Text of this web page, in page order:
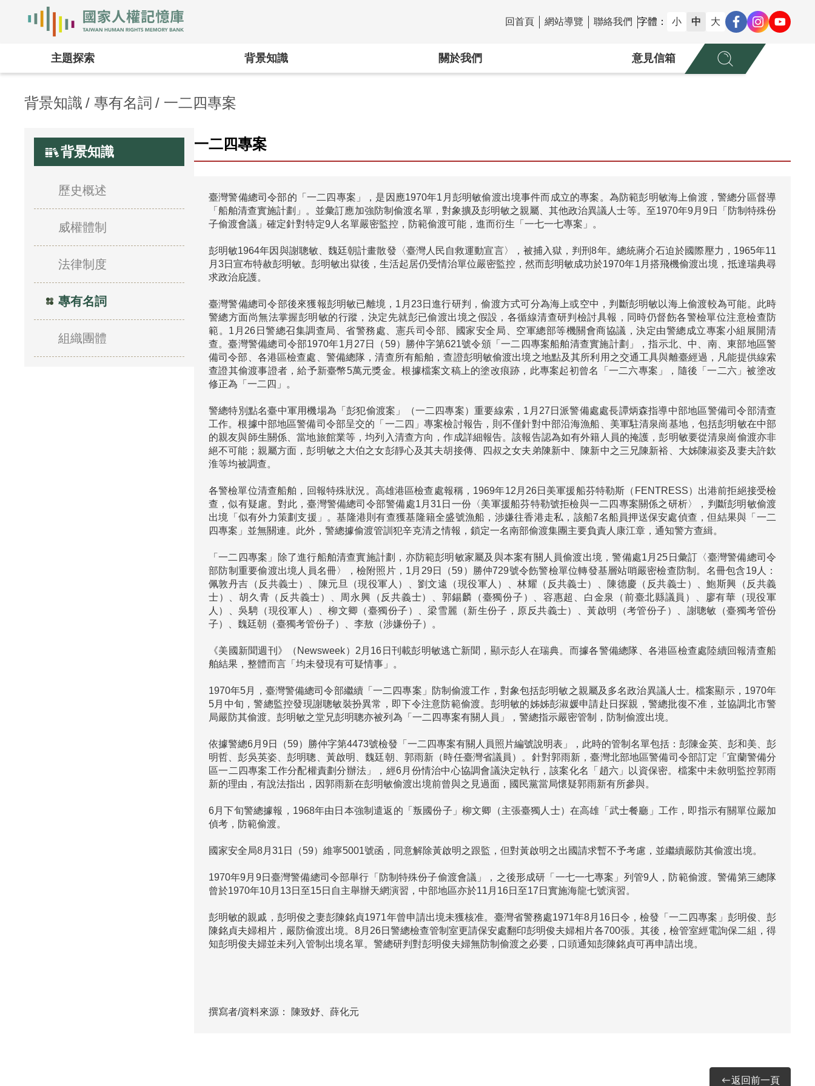
:::
回首頁 網站導覽 聯絡我們 字體： 小 中 大
主題探索 背景知識 關於我們 意見信箱
背景知識 專有名詞 一二四專案
背景知識
歷史概述
威權體制
法律制度
專有名詞
組織團體
一二四專案
臺灣警備總司令部的「一二四專案」，是因應1970年1月彭明敏偷渡出境事件而成立的專案。為防範彭明敏海上偷渡，警總分區督導
「船舶清查實施計劃」。並彙訂應加強防制偷渡名單，對象擴及彭明敏之親屬、其他政治異議人士等。至1970年9月9日「防制特殊份
子偷渡會議」確定針對特定9人名單嚴密監控，防範偷渡可能，進而衍生「一七一七專案」。
彭明敏1964年因與謝聰敏、魏廷朝計畫散發〈臺灣人民自救運動宣言〉，被捕入獄，判刑8年。總統蔣介石迫於國際壓力，1965年11
月3日宣布特赦彭明敏。彭明敏出獄後，生活起居仍受情治單位嚴密監控，然而彭明敏成功於1970年1月搭飛機偷渡出境，抵達瑞典尋
求政治庇護。
臺灣警備總司令部後來獲報彭明敏已離境，1月23日進行研判，偷渡方式可分為海上或空中，判斷彭明敏以海上偷渡較為可能。此時
警總方面尚無法掌握彭明敏的行蹤，決定先就彭已偷渡出境之假設，各循線清查研判檢討具報，同時仍督飭各警檢單位注意檢查防
範。1月26日警總召集調查局、省警務處、憲兵司令部、國家安全局、空軍總部等機關會商協議，決定由警總成立專案小組展開清
查。臺灣警備總司令部1970年1月27日（59）勝仲字第621號令頒「一二四專案船舶清查實施計劃」，指示北、中、南、東部地區警
備司令部、各港區檢查處、警備總隊，清查所有船舶，查證彭明敏偷渡出境之地點及其所利用之交通工具與離臺經過，凡能提供線索
查證其偷渡事證者，給予新臺幣5萬元獎金。根據檔案文稿上的塗改痕跡，此專案起初曾名「一二六專案」，隨後「一二六」被塗改
修正為「一二四」。
警總特別點名臺中軍用機場為「彭犯偷渡案」（一二四專案）重要線索，1月27日派警備處處長譚炳森指導中部地區警備司令部清查
工作。根據中部地區警備司令部呈交的「一二四」專案檢討報告，則不僅針對中部沿海漁船、美軍駐清泉崗基地，包括彭明敏在中部
的親友與師生關係、當地旅館業等，均列入清查方向，作成詳細報告。該報告認為如有外籍人員的掩護，彭明敏要從清泉崗偷渡亦非
絕不可能；親屬方面，彭明敏之大伯之女彭靜心及其夫胡接傳、四叔之女夫弟陳新中、陳新中之三兄陳新裕、大姊陳淑姿及妻夫許欽
淮等均被調查。
各警檢單位清查船舶，回報特殊狀況。高雄港區檢查處報稱，1969年12月26日美軍援船芬特勒斯（FENTRESS）出港前拒絕接受檢
查，似有疑慮。對此，臺灣警備總司令部警備處1月31日一份〈美軍援船芬特勒號拒檢與一二四專案關係之研析〉，判斷彭明敏偷渡
出境「似有外力策劃支援」。基隆港則有查獲基隆籍全盛號漁船，涉嫌往香港走私，該船7名船員押送保安處偵查，但結果與「一二
四專案」並無關連。此外，警總據偷渡管訓犯辛克清之情報，鎖定一名南部偷渡集團主要負責人康江章，通知警方查緝。
「一二四專案」除了進行船舶清查實施計劃，亦防範彭明敏家屬及與本案有關人員偷渡出境，警備處1月25日彙訂〈臺灣警備總司令
部防制重要偷渡出境人員名冊〉，檢附照片，1月29日（59）勝仲729號令飭警檢單位轉發基層站哨嚴密檢查防制。名冊包含19人：
佩敦丹吉（反共義士）、陳元旦（現役軍人）、劉文遠（現役軍人）、林耀（反共義士）、陳德慶（反共義士）、鮑斯興（反共義
士）、胡久青（反共義士）、周永興（反共義士）、郭錫麟（臺獨份子）、容惠超、白金泉（前臺北縣議員）、廖有華（現役軍
人）、吳騁（現役軍人）、柳文卿（臺獨份子）、梁雪麗（新生份子，原反共義士）、黃啟明（考管份子）、謝聰敏（臺獨考管份
子）、魏廷朝（臺獨考管份子）、李敖（涉嫌份子）。
《美國新聞週刊》（Newsweek）2月16日刊載彭明敏逃亡新聞，顯示彭人在瑞典。而據各警備總隊、各港區檢查處陸續回報清查船
舶結果，整體而言「均未發現有可疑情事」。
1970年5月，臺灣警備總司令部繼續「一二四專案」防制偷渡工作，對象包括彭明敏之親屬及多名政治異議人士。檔案顯示，1970年
5月中旬，警總監控發現謝聰敏裝扮異常，即下令注意防範偷渡。彭明敏的姊姊彭淑媛申請赴日探親，警總批復不准，並協調北市警
局嚴防其偷渡。彭明敏之堂兄彭明聰亦被列為「一二四專案有關人員」，警總指示嚴密管制，防制偷渡出境。
依據警總6月9日（59）勝仲字第4473號檢發「一二四專案有關人員照片編號說明表」，此時的管制名單包括：彭陳金英、彭和美、彭
明哲、彭吳英姿、彭明聰、黃啟明、魏廷朝、郭雨新（時任臺灣省議員）。針對郭雨新，臺灣北部地區警備司令部訂定「宜蘭警備分
區一二四專案工作分配權責劃分辦法」，經6月份情治中心協調會議決定執行，該案化名「趙六」以資保密。檔案中未敘明監控郭雨
新的理由，有說法指出，因郭雨新在彭明敏偷渡出境前曾與之見過面，國民黨當局懷疑郭雨新有所參與。
6月下旬警總據報，1968年由日本強制遣返的「叛國份子」柳文卿（主張臺獨人士）在高雄「武士餐廳」工作，即指示有關單位嚴加
偵考，防範偷渡。
國家安全局8月31日（59）維寧5001號函，同意解除黃啟明之跟監，但對黃啟明之出國請求暫不予考慮，並繼續嚴防其偷渡出境。
1970年9月9日臺灣警備總司令部舉行「防制特殊份子偷渡會議」，之後形成研「一七一七專案」列管9人，防範偷渡。警備第三總隊
曾於1970年10月13日至15日自主舉辦天網演習，中部地區亦於11月16日至17日實施海龍七號演習。
彭明敏的親戚，彭明俊之妻彭陳銘貞1971年曾申請出境未獲核准。臺灣省警務處1971年8月16日令，檢發「一二四專案」彭明俊、彭
陳銘貞夫婦相片，嚴防偷渡出境。8月26日警總檢查管制室更請保安處翻印彭明俊夫婦相片各700張。其後，檢管室經電詢保二組，得
知彭明俊夫婦並未列入管制出境名單。警總研判對彭明俊夫婦無防制偷渡之必要，口頭通知彭陳銘貞可再申請出境。
撰寫者/資料來源： 陳致妤、薛化元
返回前一頁